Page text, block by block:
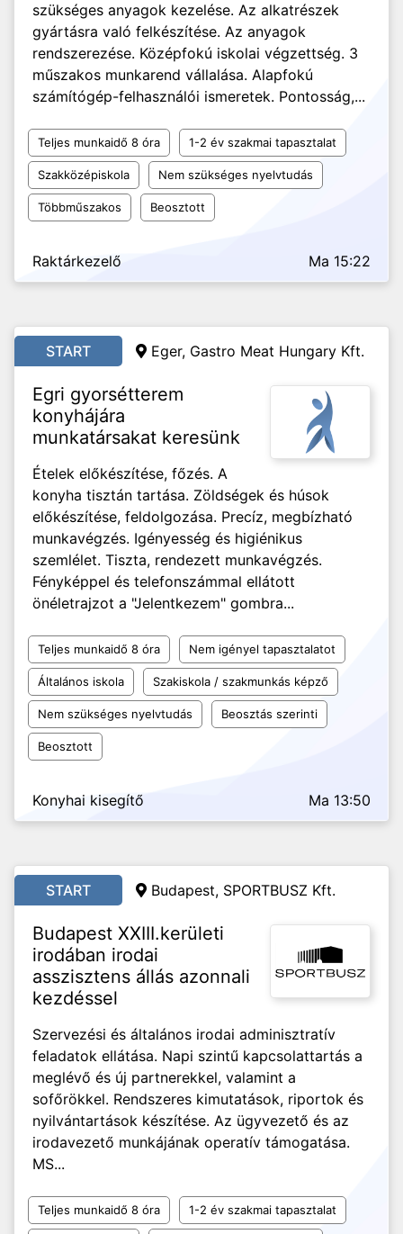
szükséges anyagok kezelése. Az alkatrészek
gyártásra való felkészítése. Az anyagok
rendszerezése. Középfokú iskolai végzettség. 3
műszakos munkarend vállalása. Alapfokú
számítógép-felhasználói ismeretek. Pontosság,...
Teljes munkaidő 8 óra 1-2 év szakmai tapasztalat
Szakközépiskola Nem szükséges nyelvtudás
Többműszakos Beosztott
Raktárkezelő Ma 15:22
START Eger, Gastro Meat Hungary Kft.
Egri gyorsétterem
konyhájára
munkatársakat keresünk
Ételek előkészítése, főzés. A
konyha tisztán tartása. Zöldségek és húsok
előkészítése, feldolgozása. Precíz, megbízható
munkavégzés. Igényesség és higiénikus
szemlélet. Tiszta, rendezett munkavégzés.
Fényképpel és telefonszámmal ellátott
önéletrajzot a "Jelentkezem" gombra...
Teljes munkaidő 8 óra Nem igényel tapasztalatot
Általános iskola Szakiskola / szakmunkás képző
Nem szükséges nyelvtudás Beosztás szerinti
Beosztott
Konyhai kisegítő Ma 13:50
START Budapest, SPORTBUSZ Kft.
Budapest XXIII.kerületi
irodában irodai
asszisztens állás azonnali
kezdéssel
Szervezési és általános irodai adminisztratív
feladatok ellátása. Napi szintű kapcsolattartás a
meglévő és új partnerekkel, valamint a
sofőrökkel. Rendszeres kimutatások, riportok és
nyilvántartások készítése. Az ügyvezető és az
irodavezető munkájának operatív támogatása.
MS...
Teljes munkaidő 8 óra 1-2 év szakmai tapasztalat